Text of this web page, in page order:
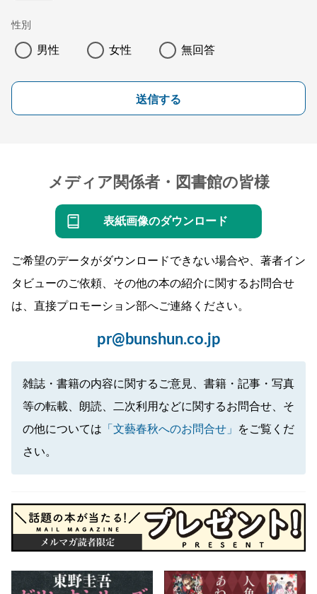
性別
男性 女性 無回答
送信する
メディア関係者・図書館の皆様
表紙画像のダウンロード
ご希望のデータがダウンロードできない場合や、著者イン
タビューのご依頼、その他の本の紹介に関するお問合せ
は、直接プロモーション部へご連絡ください。
pr@bunshun.co.jp
雑誌・書籍の内容に関するご意見、書籍・記事・写真
等の転載、朗読、二次利用などに関するお問合せ、そ
の他については 「文藝春秋へのお問合せ」
をご覧くだ
さい。